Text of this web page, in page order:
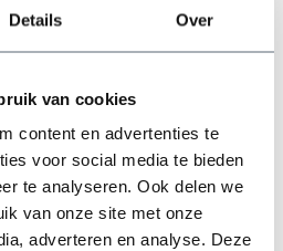
Details Over
van cookies
content en advertenties te
voor social media te bieden
te analyseren. Ook delen we
van onze site met onze
adverteren en analyse. Deze
met je op.
Clay van Luca Lifestyle brengt
deze plantenbak een herkenbaar
met zowel moderne als
klei geeft het ontwerp een
groen extra goed tot zijn recht
30 x 30 x 70 cm, waardoor de
heeft zonder zijn elegante vorm